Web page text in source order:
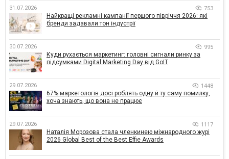
31.07.2026 753
Найкращі рекламні кампанії першого півріччя 2026: які
бренди задавали тон індустрії
30.07.2026 995
Куди рухається маркетинг: головні сигнали ринку за
підсумками Digital Marketing Day від GoIT
29.07.2026 1448
67% маркетологів досі роблять одну й ту саму помилку,
хоча знають, що вона не працює
29.07.2026 1117
Наталія Морозова стала членкинею міжнародного журі
2026 Global Best of the Best Effie Awards